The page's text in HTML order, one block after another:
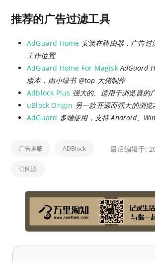
推荐的广告过滤工具
AdGuard Home 安装在路由器，广告
工作位置
AdGuard Home For Magisk AdGuard
版本，由小绿书 @top 大佬制作
Adblock Plus 强大的、适用于浏览器的
uBlock Origin 另一款开源而强大的浏
AdGuard 多端使用，支持 Android、
广告屏蔽 ADBlock
订阅源
最后编辑于: